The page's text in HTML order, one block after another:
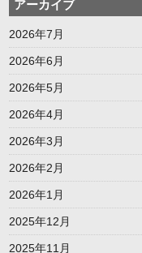
アーカイブ
2026年7月
2026年6月
2026年5月
2026年4月
2026年3月
2026年2月
2026年1月
2025年12月
2025年11月